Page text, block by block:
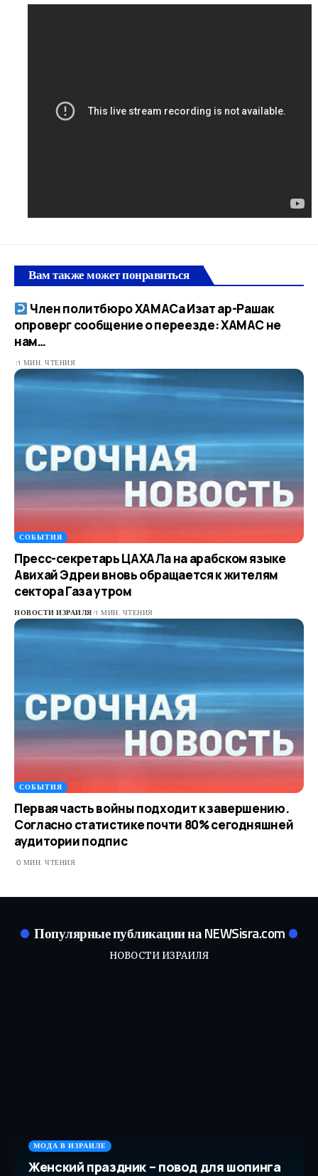
Вам также может понравиться
Член политбюро ХАМАСа Изат ар-Рашак
опроверг сообщение о переезде: ХАМАС не
нам…​
1 МИН. ЧТЕНИЯ
СОБЫТИЯ
Пресс-секретарь ЦАХАЛа на арабском языке
Авихай Эдреи вновь обращается к жителям
сектора Газа утром
НОВОСТИ ИЗРАИЛЯ 1 МИН. ЧТЕНИЯ
СОБЫТИЯ
Первая часть войны подходит к завершению.
Согласно статистике почти 80% сегодняшней
аудитории подпис
0 МИН. ЧТЕНИЯ
Популярные публикации на NEWSisra.com
НОВОСТИ ИЗРАИЛЯ
МОДА В ИЗРАИЛЕ
Женский праздник – повод для шопинга